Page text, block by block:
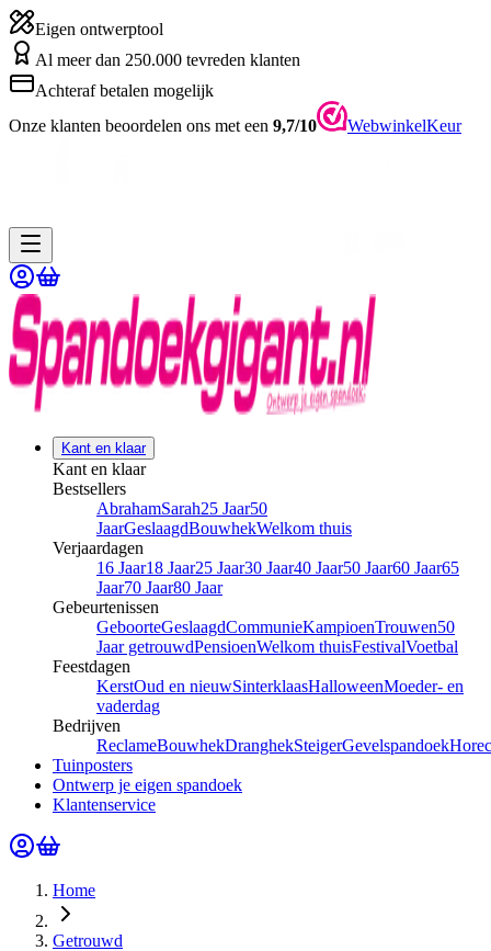
Eigen ontwerptool
Al meer dan 250.000 tevreden klanten
Achteraf betalen mogelijk
Onze klanten beoordelen ons met een 9,7/10 WebwinkelKeur
Kant en klaar
Kant en klaar
Bestsellers
AbrahamSarah25 Jaar50
JaarGeslaagdBouwhekWelkom thuis
Verjaardagen
16 Jaar18 Jaar25 Jaar30 Jaar40 Jaar50 Jaar60 Jaar65
Jaar70 Jaar80 Jaar
Gebeurtenissen
GeboorteGeslaagdCommunieKampioenTrouwen50
Jaar getrouwdPensioenWelkom thuisFestivalVoetbal
Feestdagen
KerstOud en nieuwSinterklaasHalloweenMoeder- en
vaderdag
Bedrijven
ReclameBouwhekDranghekSteigerGevelspandoek
Tuinposters
Ontwerp je eigen spandoek
Klantenservice
Home
Getrouwd